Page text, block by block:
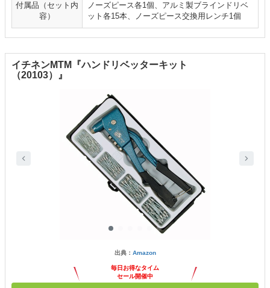
付属品（セット内
容）
ノーズピース各1個、アルミ製ブラインドリベ
ット各15本、ノーズピース交換用レンチ1個
イチネンMTM『ハンドリベッターキット
（20103）』
出典： Amazon
毎日お得なタイム
セール開催中